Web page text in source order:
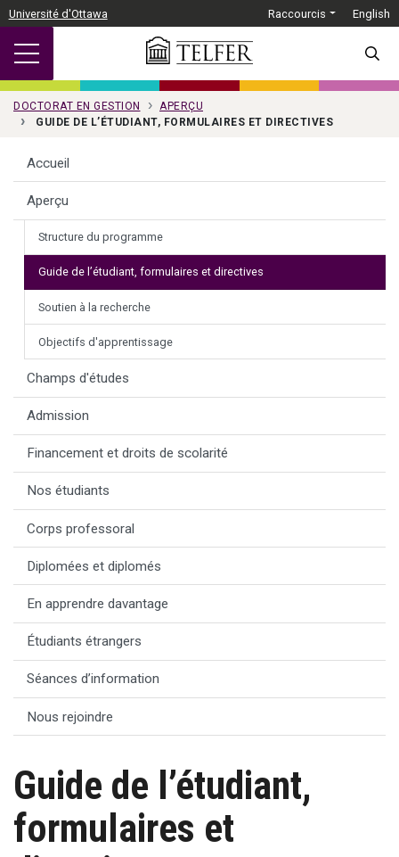
Passer au contenu principal
Université d'Ottawa Raccourcis English
DOCTORAT EN GESTION
APERÇU
GUIDE DE L’ÉTUDIANT, FORMULAIRES ET DIRECTIVES
Accueil
Aperçu
Structure du programme
Guide de l’étudiant, formulaires et directives
Soutien à la recherche
Objectifs d'apprentissage
Champs d'études
Admission
Financement et droits de scolarité
Nos étudiants
Corps professoral
Diplomées et diplomés
En apprendre davantage
Étudiants étrangers
Séances d’information
Nous rejoindre
Guide de l’étudiant,
formulaires et